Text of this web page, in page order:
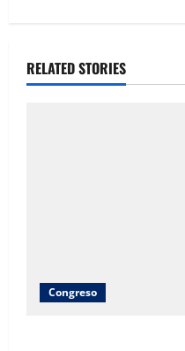
i
g
RELATED STORIES
Congreso